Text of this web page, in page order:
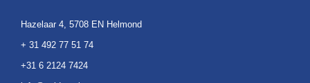
Hazelaar 4, 5708 EN Helmond
+ 31 492 77 51 74
+31 6 2124 7424